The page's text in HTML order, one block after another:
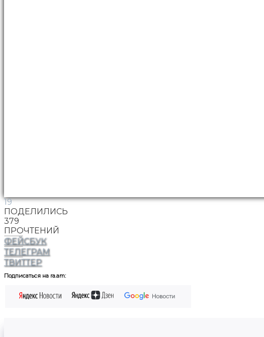
19
ПОДЕЛИЛИСЬ
379
ПРОЧТЕНИЙ
ФЕЙСБУК
ТЕЛЕГРАМ
ТВИТТЕР
Подписаться на ra.am: